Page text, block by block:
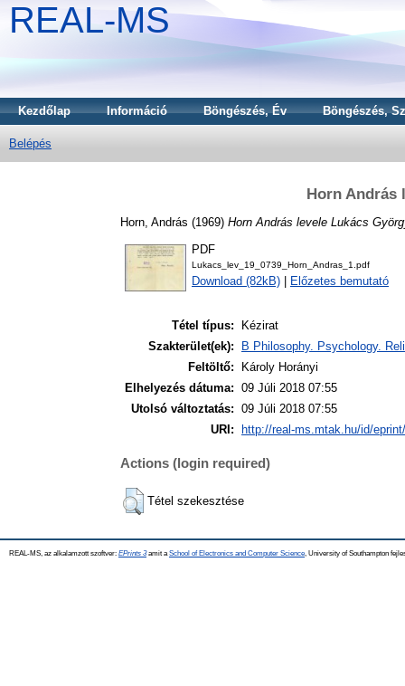
REAL-MS
Kezdőlap Információ Böngészés, Év Böngészés,
Belépés
Horn András
Horn, András (1969) Horn András levele Lukács
PDF
Lukacs_lev_19_0739_Horn_Andras_1.pdf
Download (82kB) Előzetes bemutató
Tétel típus:
Kézirat
Szakterület(ek):
B Philosophy. Psychology.
Feltöltő:
Károly Horányi
Elhelyezés dátuma: 09 Júli 2018 07:55
Utolsó változtatás: 09 Júli 2018 07:55
URI:
http://real-ms.mtak.hu/id/
Actions (login required)
Tétel szekesztése
REAL-MS, az alkalamzott szoftver: EPrints 3amit a School of Electronics and Computer Science , University of Southampton